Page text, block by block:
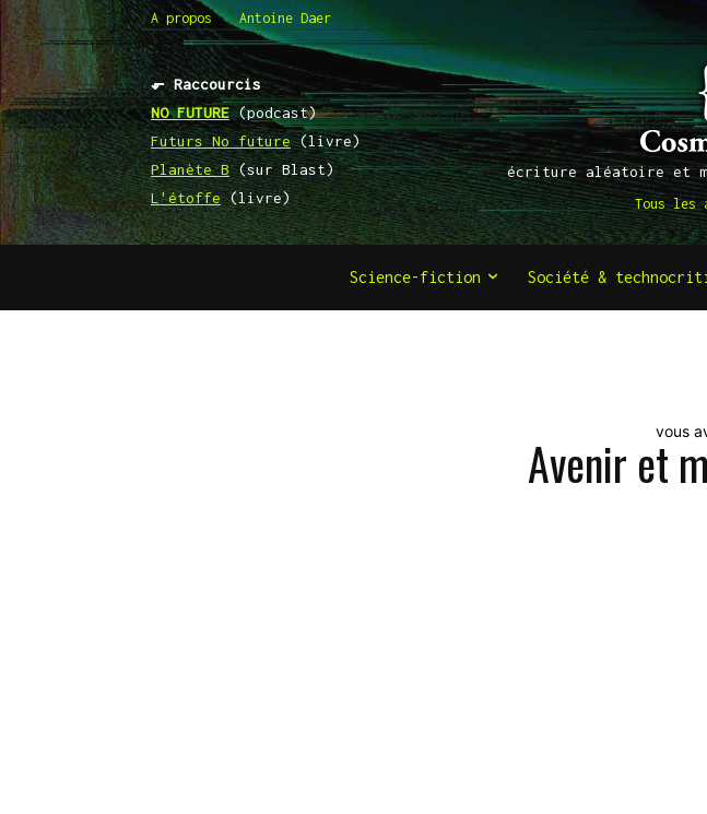
A propos Antoine Daer
⬐ Raccourcis
NO FUTURE(podcast)
Futurs No future(livre)
Planète B(sur Blast)
L'étoffe(livre)
écriture aléatoire et
Tous les
Science-fiction Société &
vous
Avenir et